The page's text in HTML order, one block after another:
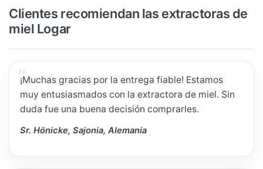
Clientes recomiendan las extractoras de
miel Logar
¡Muchas gracias por la entrega fiable! Estamos
muy entusiasmados con la extractora de miel. Sin
duda fue una buena decisión comprarles.
Sr. Hönicke, Sajonia, Alemania